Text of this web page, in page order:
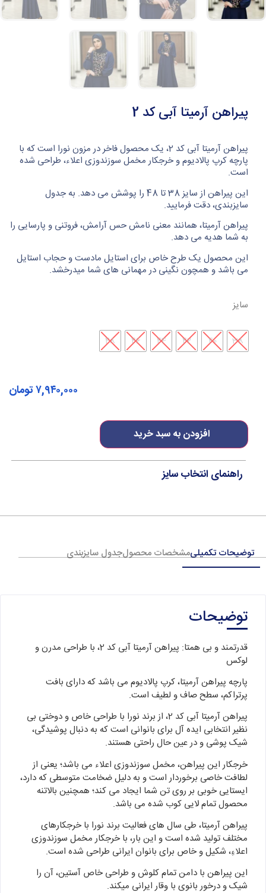
پیراهن آرمیتا آبی کد 2
پیراهن آرمیتا آبی کد 2، یک محصول فاخر در مزون نورا است که با
پارچه کرپ پالادیوم و خرجکار مخمل سوزندوزی اعلاء، طراحی شده
است.
این پیراهن از سایز 38 تا 48 را پوشش می دهد. به جدول
سایزبندی، دقت فرمایید.
پیراهن آرمیتا، همانند معنی نامش حس آرامش، فروتنی و پارسایی را
به شما هدیه می دهد.
این محصول یک طرح خاص برای استایل مادست و حجاب استایل
می باشد و همچون نگینی در مهمانی های شما میدرخشد.
سایز
38
40
42
44
46
48
افزودن به سبد خرید
۷,۹۴۰,۰۰۰تومان
راهنمای انتخاب سایز
توضیحات تکمیلیمشخصات محصولجدول سایزبندی
توضیحات
قدرتمند و بی همتا: پیراهن آرمیتا آبی کد 2، با طراحی مدرن و
لوکس
پارچه پیراهن آرمیتا، کرپ پالادیوم می باشد که دارای بافت
پرتراکم، سطح صاف و لطیف است.
پیراهن آرمیتا آبی کد 2، از برند نورا با طراحی خاص و دوختی بی
نظیر انتخابی ایده آل برای بانوانی است که به دنبال پوشیدگی،
شیک پوشی و در عین حال راحتی هستند.
خرجکار این پیراهن، مخمل سوزندوزی اعلاء می باشد؛ یعنی از
لطافت خاصی برخوردار است و به دلیل ضخامت متوسطی که دارد،
ایستایی خوبی بر روی تن شما ایجاد می کند؛ همچنین بالاتنه
محصول تمام لایی کوب شده می باشد.
پیراهن آرمیتا، طی سال های فعالیت برند نورا با خرجکارهای
مختلف تولید شده است و این بار، با خرجکار مخمل سوزندوزی
اعلاءِ، شکیل و خاص برای بانوان ایرانی طراحی شده است.
این پیراهن با دامن تمام کلوش و طراحی خاص آستین، آن را
شیک و درخور بانوی با وقار ایرانی میکند.